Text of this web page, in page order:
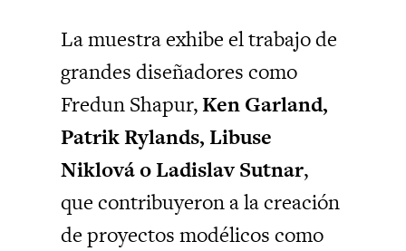
La muestra exhibe el trabajo de
grandes diseñadores como
Fredun Shapur,Ken Garland,
Patrik Rylands, Libuse
Niklová o Ladislav Sutnar,
que contribuyeron a la creación
de proyectos modélicos como